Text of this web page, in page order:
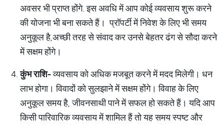
अवसर भी प्राप्त होंगे. इस अवधि में आप कोई व्यवसाय शुरू करने
की योजना भी बना सकते हैं। प्रॉपर्टी में निवेश के लिए भी समय
अनुकूल है,अच्छी तरह से संवाद कर उनसे बेहतर ढंग से सौदा करने
में सक्षम होंगे।
कुंभराशि-व्यवसाय को अधिक मजबूत करने में मदद मिलेगी। धन
लाभ होगा। विवादों को सुलझाने में सक्षम होंगे। विवाह के लिए
अनुकूल समय है, जीवनसाथी पाने में सफल हो सकते हैं। यदि आप
किसी पारिवारिक व्यवसाय में शामिल हैं तो यह समय स्पष्ट और